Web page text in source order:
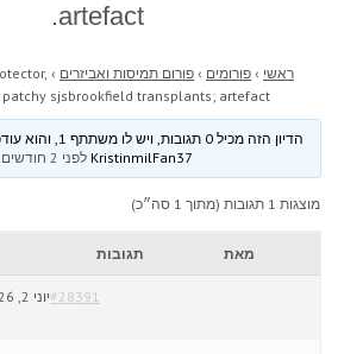
artefact.
ראשי › פורומים › פורום תמיסות ואביזרים ›
sjsbrookfield transplants; artefact.
הדיון הזה מכיל 0 תגובות, ויש לו משתתף 1, והוא עודכן לאחרונה ע״י
לפני 2 חודשים
מוצגות 1 תגובות (מתוך 1 סה״כ)
מאת תגובות
יוני 2, 2026 בשעה 9:03 pm#28391